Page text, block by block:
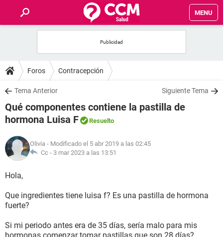
MENU
FOROS
SALUD
FAMILIA
NUTRICIÓN
SEXUALIDAD
Foros Contracepción
Tema Anterior Siguiente Tema
Qué componentes contiene la pastilla de
hormona Luisa F
Resuelto
Olivia - Modificado el 5 abr 2019 a las 02:45
Cc - 3 mar 2023 a las 13:51
Hola,
Que ingredientes tiene luisa f? Es una pastilla de hormona
fuerte?
Si mi periodo antes era de 35 días, sería malo para mis